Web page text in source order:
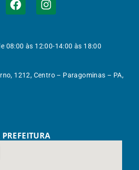
08:00 às 12:00-14:00 às 18:00
1212, Centro – Paragominas – PA,